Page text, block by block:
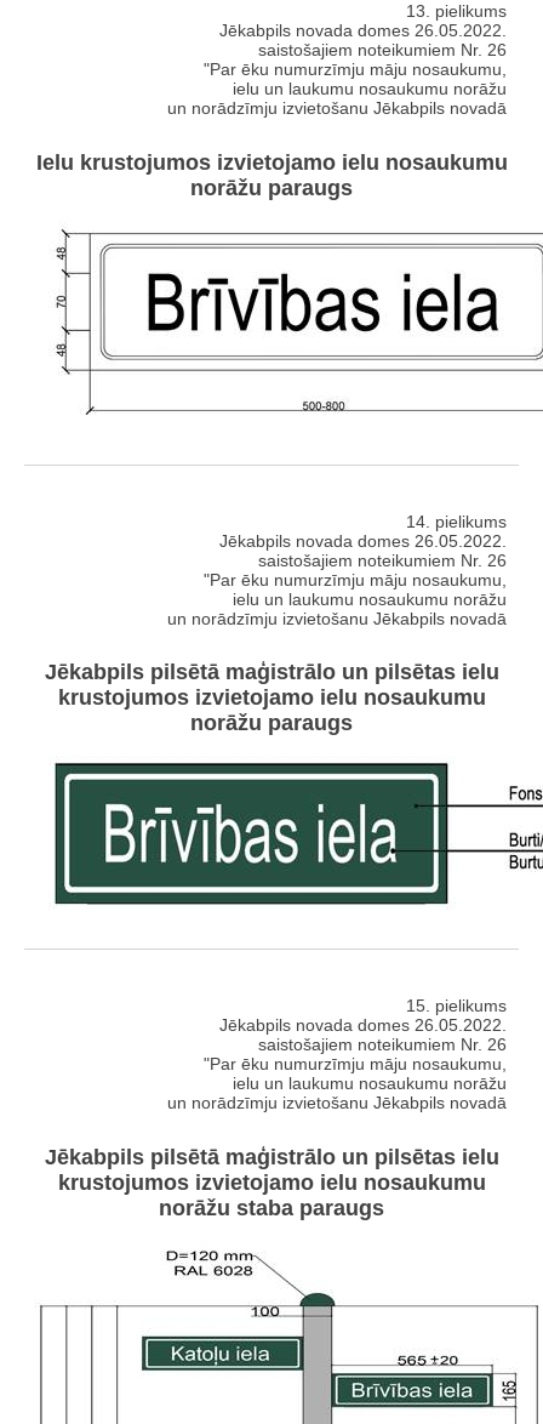
13. pielikums
Jēkabpils novada domes 26.05.2022.
saistošajiem noteikumiem Nr. 26
"Par ēku numurzīmju māju nosaukumu,
ielu un laukumu nosaukumu norāžu
un norādzīmju izvietošanu Jēkabpils novadā
Ielu krustojumos izvietojamo ielu nosaukumu
norāžu paraugs
14. pielikums
Jēkabpils novada domes 26.05.2022.
saistošajiem noteikumiem Nr. 26
"Par ēku numurzīmju māju nosaukumu,
ielu un laukumu nosaukumu norāžu
un norādzīmju izvietošanu Jēkabpils novadā
Jēkabpils pilsētā maģistrālo un pilsētas ielu
krustojumos izvietojamo ielu nosaukumu
norāžu paraugs
15. pielikums
Jēkabpils novada domes 26.05.2022.
saistošajiem noteikumiem Nr. 26
"Par ēku numurzīmju māju nosaukumu,
ielu un laukumu nosaukumu norāžu
un norādzīmju izvietošanu Jēkabpils novadā
Jēkabpils pilsētā maģistrālo un pilsētas ielu
krustojumos izvietojamo ielu nosaukumu
norāžu staba paraugs